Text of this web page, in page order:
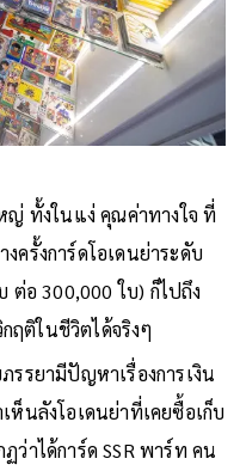
ญ่ ทั้งในแง่ คุณค่าทางใจ ที่
ครั้งการ์ดโอเดนย่าระดับ
ต่อ 300,000 ใบ) ก็ไปถึง
ติในชีวิตได้จริงๆ
รรยามีปัญหาเรื่องการเงิน
ห็นลังโอเดนย่าที่เคยซื้อเก็บ
ว่าได้การ์ด SSR พาร์ท คน